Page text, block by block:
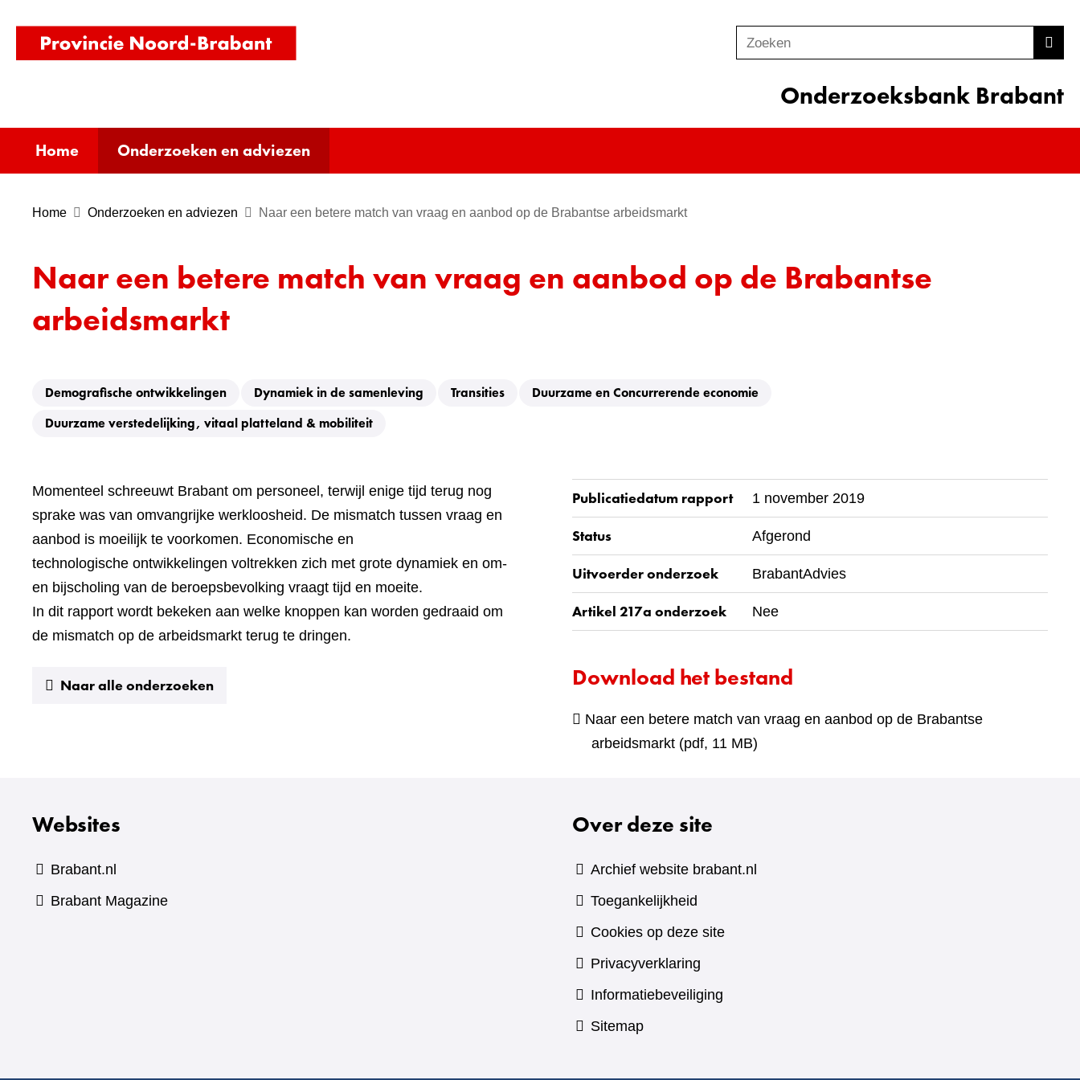
homepage)
o
e
Zoeken
Onderzoeksbank Brabant
Home Onderzoeken en adviezen
Home Onderzoeken en adviezen Naar een betere match van vraag en aanbod op de Brabantse arbeidsmarkt
Naar een betere match van vraag en aanbod op de Brabantse
arbeidsmarkt
Demografische ontwikkelingen Dynamiek in de samenleving Transities
Duurzame en Concurrerende economie
Duurzame verstedelijking, vitaal platteland & mobiliteit
Momenteel schreeuwt Brabant om personeel, terwijl enige tijd terug nog
sprake was van omvangrijke werkloosheid. De mismatch tussen vraag en
aanbod is moeilijk te voorkomen. Economische en
technologische ontwikkelingen voltrekken zich met grote dynamiek en om-
en bijscholing van de beroepsbevolking vraagt tijd en moeite.
In dit rapport wordt bekeken aan welke knoppen kan worden gedraaid om
de mismatch op de arbeidsmarkt terug te dringen.
Naar alle onderzoeken
Publicatiedatum rapport 1 november 2019
Status Afgerond
Uitvoerder onderzoek BrabantAdvies
Artikel 217a onderzoek Nee
Download het bestand
Naar een betere match van vraag en aanbod op de Brabantse
arbeidsmarkt (pdf, 11 MB)
Websites
Brabant.nl
Brabant Magazine(verwijst
Over deze site
Archief website brabant.nl
Toegankelijkheid
Cookies op deze site
Privacyverklaring
Informatiebeveiliging
Sitemap